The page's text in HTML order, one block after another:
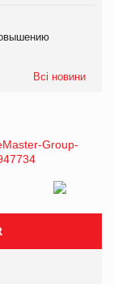
Всі новини